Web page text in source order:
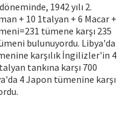
1942 yılı 2.
+ 10 1talyan + 6 Macar +
tümene karşı 235
bulunuyordu. Libya'da
karşılık İngilizler'in 4
tankına karşı 700
4 Japon tümenine karşı